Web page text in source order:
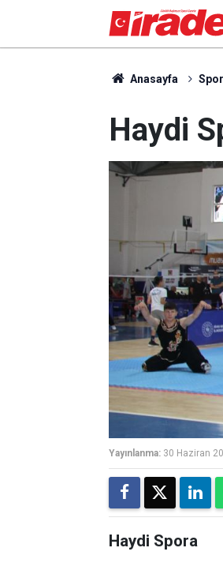
Anasayfa Spor
Haydi
Yayınlanma: 30 Haziran
Haydi Spora